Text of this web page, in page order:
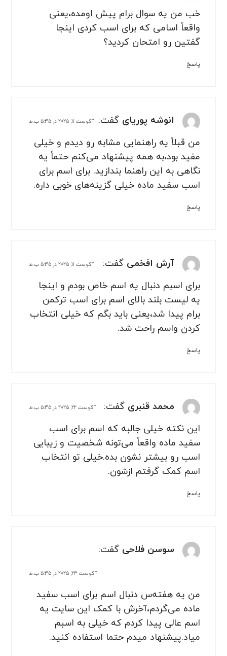
خب من یه سوال برام پیش اومده،یعنی
واقعاً اسامی که برای اسب کردی اینجا
گفتین رو امتحان کردید؟
پاسخ
انوشه پوریای گفت: آگوست 11, 2025 در 5:35 ب.ظ
من قبلاً یه راهنمایی مشابه رو دیدم و خیلی
مفید بود،به همه پیشنهاد می‌کنم حتماً یه
نگاهی به این راهنما بندازید. برای اسم برای
اسب سفید ماده خیلی گزینه‌های خوبی داره.
پاسخ
آرش افخمی گفت: آگوست 11, 2025 در 5:35 ب.ظ
برای اسبم دنبال یه اسم خاص بودم و اینجا
یه لیست بلند بالای اسم برای اسب ترکمن
برام پیدا شد،یعنی باید بگم که خیلی انتخاب
کردن واسم راحت شد.
پاسخ
محمد قنبری گفت: آگوست 22, 2025 در 5:35 ب.ظ
این نکته خیلی جالبه که اسم برای اسب
سفید ماده واقعاً می‌تونه شخصیت و زیبایی
اسب رو بیشتر نشون بده.خیلی تو انتخاب
اسم کمک گرفتم ازشون.
پاسخ
سوسن فلاحی گفت:
آگوست 23, 2025 در 5:35 ب.ظ
من یه هفته‌س دنبال اسم برای اسب سفید
ماده می‌گردم،آخرش با کمک این سایت یه
اسم عالی پیدا کردم که خیلی به اسبم
میاد.پیشنهاد میدم حتما استفاده کنید.